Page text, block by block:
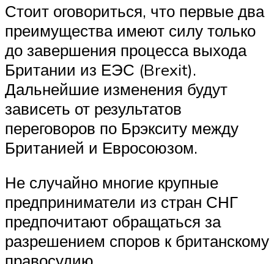
Стоит оговориться, что первые два
преимущества имеют силу только
до завершения процесса выхода
Британии из ЕЭС (Brexit).
Дальнейшие изменения будут
зависеть от результатов
переговоров по Брэкситу между
Британией и Евросоюзом.
Не случайно многие крупные
предприниматели из стран СНГ
предпочитают обращаться за
разрешением споров к британскому